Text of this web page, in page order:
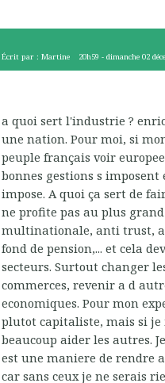
Écrit par : Martine 20h59 -dimanche 02
a quoi sert l'industrie ?
une nation. Pour moi, si
peuple français voir
bonnes gestions s
impose. A quoi ça sert de
ne profite pas au plus
multinationale, anti trust,
fond de pension,... et cela
secteurs. Surtout changer
commerces, revenir a d
economiques. Pour mon
plutot capitaliste, mais si je
beaucoup aider les autres.
est une maniere de rendre
car sans ceux je ne serais